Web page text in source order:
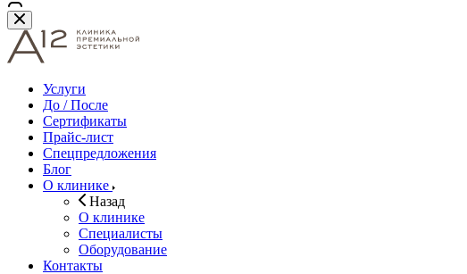
Услуги
До / После
Сертификаты
Прайс-лист
Спецпредложения
Блог
О клинике
Назад
О клинике
Специалисты
Оборудование
Контакты